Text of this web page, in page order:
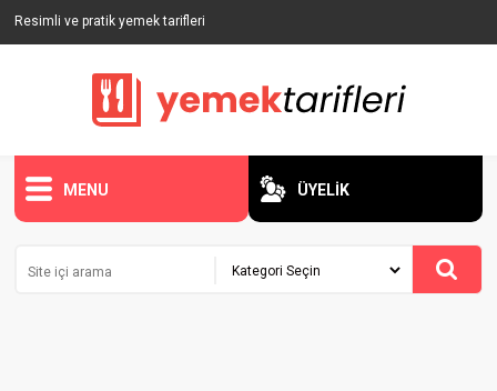
Resimli ve pratik yemek tarifleri
MENU ÜYELİK